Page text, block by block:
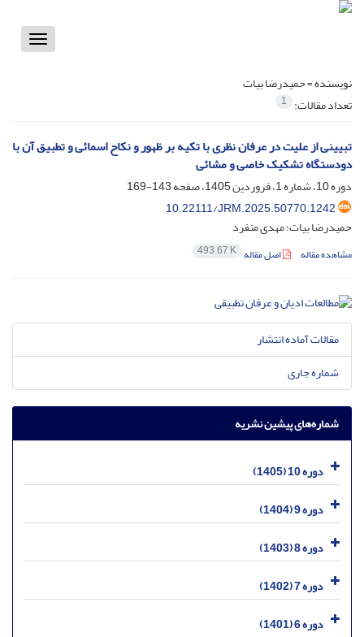
Toggle
نویسنده =حمیدرضا بیات
تعداد مقالات: 1
تبیینی از علیت در عرفان نظری با تکیه بر ظهور و نکاح اسمائی و تطبیق آن با
دودستگاه تشکیک خاصی و مشائی
دوره 10، شماره 1، فروردین 1405، صفحه
143-169
10.22111/JRM.2025.50770.1242
حمیدرضا بیات؛ مهدی منفرد
مشاهده مقاله اصل مقاله 493.67 K
مقالات آماده انتشار
شماره جاری
شماره‌های پیشین نشریه
دوره 10 (1405)
دوره 9 (1404)
دوره 8 (1403)
دوره 7 (1402)
دوره 6 (1401)